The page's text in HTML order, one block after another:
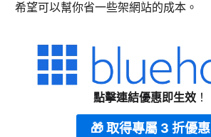
希望可以幫你省一些架網站的成本。
點擊連結優惠即生效！
🎁 取得專屬 3 折優惠